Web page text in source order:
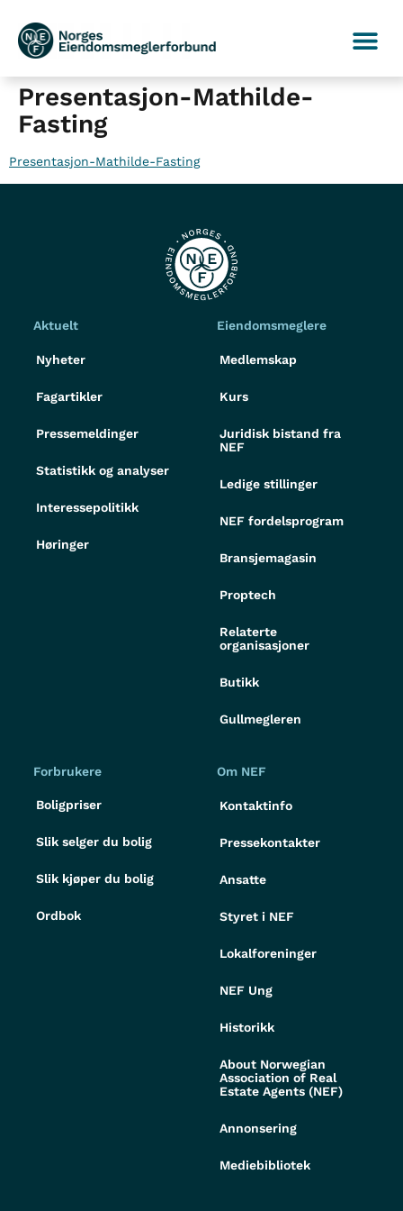
Presentasjon-Mathilde-
Fasting
Presentasjon-Mathilde-Fasting
Aktuelt
Nyheter
Fagartikler
Pressemeldinger
Statistikk og analyser
Interessepolitikk
Høringer
Eiendomsmeglere
Medlemskap
Kurs
Juridisk bistand fra
NEF
Ledige stillinger
NEF fordelsprogram
Bransjemagasin
Proptech
Relaterte
organisasjoner
Butikk
Gullmegleren
Forbrukere
Boligpriser
Slik selger du bolig
Slik kjøper du bolig
Ordbok
Om NEF
Kontaktinfo
Pressekontakter
Ansatte
Styret i NEF
Lokalforeninger
NEF Ung
Historikk
About Norwegian
Association of Real
Estate Agents (NEF)
Annonsering
Mediebibliotek